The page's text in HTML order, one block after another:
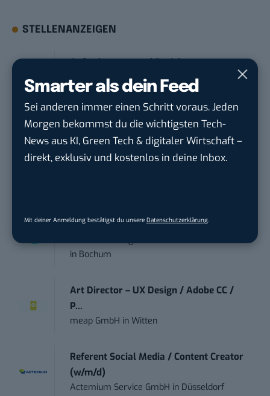
Smarter als dein Feed
Sei anderen immer einen Schritt voraus. Jeden
Morgen bekommst du die wichtigsten Tech-
News aus KI, Green Tech & digitaler Wirtschaft –
direkt, exklusiv und kostenlos in deine Inbox.
Mit deiner Anmeldung bestätigst du unsere Datenschutzerklärung
STELLENANZEIGEN
Anforderungs- und Projektmanager
touristische...
trendtours Holding GmbHinEschborn
Praktikant*in – Social Media
Management...
Garados Swimwear – MWN Holding GmbH
(w/m/d)
in Bochum
Art Director – UX Design / Adobe CC /
P...
meap GmbH inWitten
Referent Social Media / Content Creator
(w/m/d)
Actemium Service GmbH in Düsseldorf